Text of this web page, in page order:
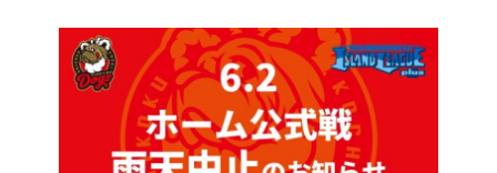
初心者ガイド